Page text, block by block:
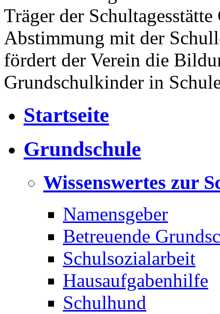
Träger der
Abstimmung mit der
fördert der Verein die
Grundschulkinder in
Startseite
Grundschule
Wissenswertes zur
Namensgeber
Betreuende
Schulsozialarbeit
Hausaufgabenhilfe
Schulhund